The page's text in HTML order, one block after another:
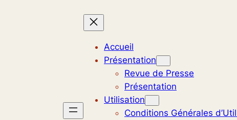
Accueil
Présentation
Revue de Presse
Présentation
Utilisation
Conditions Générales